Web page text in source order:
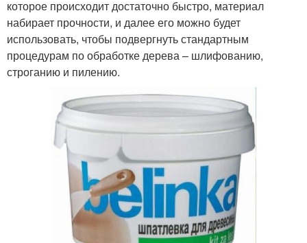
которое происходит достаточно быстро, материал
набирает прочности, и далее его можно будет
использовать, чтобы подвергнуть стандартным
процедурам по обработке дерева – шлифованию,
строганию и пилению.